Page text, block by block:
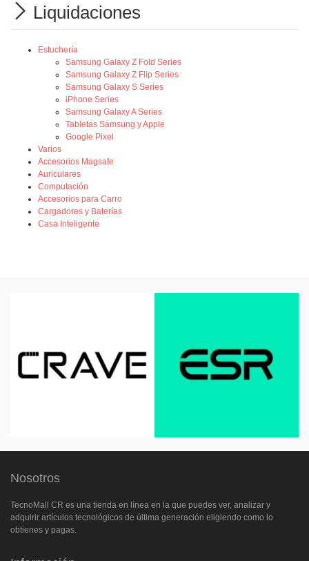
Liquidaciones
Estuchería
Samsung Galaxy Z Fold Series
Samsung Galaxy Z Flip Series
Samsung Galaxy S Series
iPhone Series
Samsung Galaxy A Series
Tabletas Samsung y Apple
Google Pixel
Varios
Accesorios Magsafe
Auriculares
Computación
Accesorios para Carro
Cargadores y Baterías
Casa Inteligente
Nosotros
TecnoMall CR es una tienda en línea en la que puedes ver, analizar y
adquirir artículos tecnológicos de última generación eligiendo como lo
obtienes y pagas.